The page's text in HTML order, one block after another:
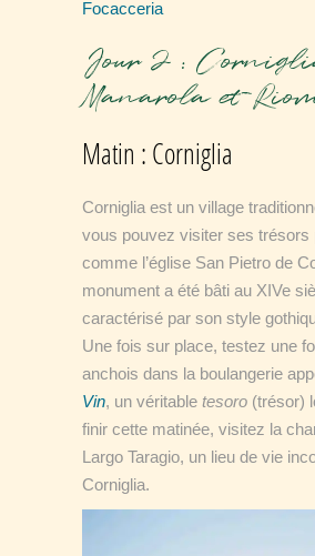
Focacceria
Jour 2 :
Manarola et
Matin : Corniglia
Corniglia est un village
vous pouvez visiter ses trésors
comme l’église San Pietro de
monument a été bâti au XIVe
caractérisé par son style
Une fois sur place, testez une
anchois dans la boulangerie
Vin, un véritable tesoro (trésor)
finir cette matinée, visitez la
Largo Taragio, un lieu de vie
Corniglia.